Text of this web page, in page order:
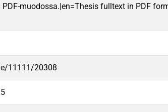
muodossa.|en=Thesis fulltext in PDF
11111/20308